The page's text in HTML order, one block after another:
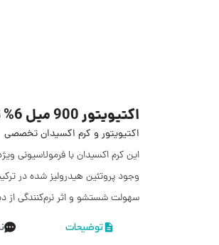
اکتیویتور 900 میل 6% ترام کالر
اکتیویتور و کرم اکسیدان تخصصی
این کرم اکسیدان با
وجود پروتئین هیدرولیز شده در
سهولت شستشو و اثر نرم‌کنندگی از
توضیحات